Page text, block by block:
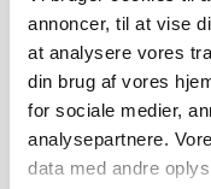
annoncer, til at vise
at analysere vores
din brug af vores
for sociale medier,
analysepartnere.
data med andre
Valg til
På
politiske ledelse
medlemmer af